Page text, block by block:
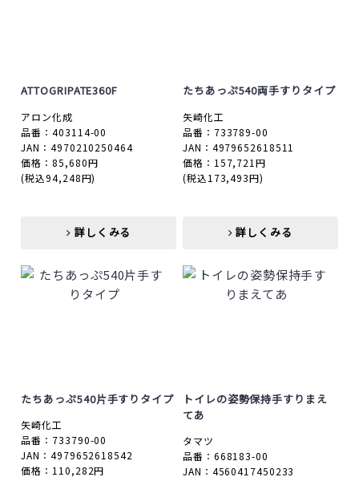
詳しくみる 詳しくみる
ATTOGRIPATE360F
アロン化成
品番：403114-00
JAN：4970210250464
価格：85,680円
(税込94,248円)
詳しくみる
たちあっぷ540両手すりタイプ
矢崎化工
品番：733789-00
JAN：4979652618511
価格：157,721円
(税込173,493円)
詳しくみる
たちあっぷ540片手すりタイプ
矢崎化工
品番：733790-00
JAN：4979652618542
価格：110,282円
トイレの姿勢保持手すりまえ
てあ
タマツ
品番：668183-00
JAN：4560417450233